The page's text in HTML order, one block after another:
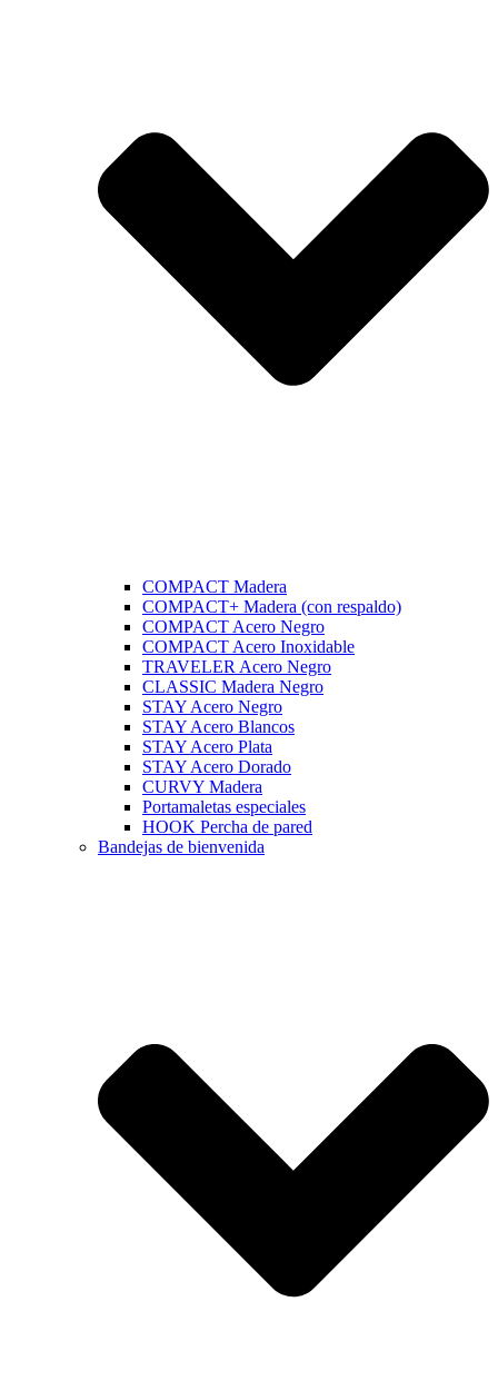
COMPACT Madera
COMPACT+ Madera (con respaldo)
COMPACT Acero Negro
COMPACT Acero Inoxidable
TRAVELER Acero Negro
CLASSIC Madera Negro
STAY Acero Negro
STAY Acero Blancos
STAY Acero Plata
STAY Acero Dorado
CURVY Madera
Portamaletas especiales
HOOK Percha de pared
Bandejas de bienvenida